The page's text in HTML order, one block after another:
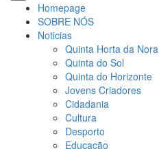
Homepage
SOBRE NÓS
Noticias
Quinta Horta da Nora
Quinta do Sol
Quinta do Horizonte
Jovens Criadores
Cidadania
Cultura
Desporto
Educacão